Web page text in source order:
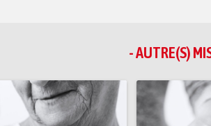
- AUTRE(S)